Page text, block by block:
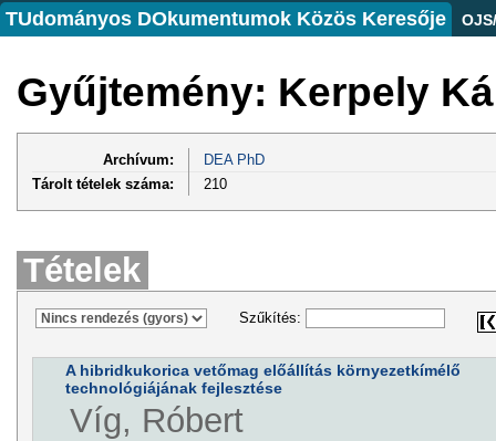
TUdományos DOkumentumok Közös Keresője
Gyűjtemény: Kerpely
Archívum:
DEA PhD
Tárolt tételek száma:
210
Tételek
Szűkítés:
A hibridkukorica vetőmag előállítás környezetkímélő
technológiájának fejlesztése
Víg, Róbert